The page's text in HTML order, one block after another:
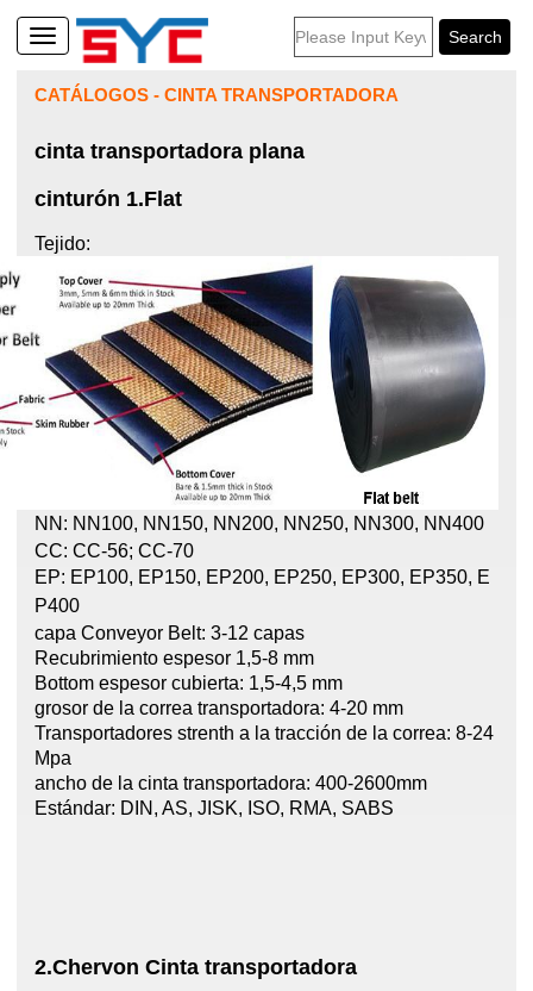
CATÁLOGOS - CINTA TRANSPORTADORA
cinta transportadora plana
cinturón 1.Flat
Tejido:
NN: NN100, NN150, NN200, NN250, NN300, NN400
CC: CC-56; CC-70
EP: EP100, EP150, EP200, EP250, EP300, EP350, E
P400
capa Conveyor Belt: 3-12 capas
Recubrimiento espesor 1,5-8 mm
Bottom espesor cubierta: 1,5-4,5 mm
grosor de la correa transportadora: 4-20 mm
Transportadores strenth a la tracción de la correa: 8-24
Mpa
ancho de la cinta transportadora: 400-2600mm
Estándar: DIN, AS, JISK, ISO, RMA, SABS
2.Chervon Cinta transportadora